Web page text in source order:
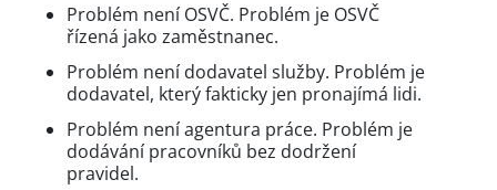
Problém není OSVČ. Problém je OSVČ
řízená jako zaměstnanec.
Problém není dodavatel služby. Problém je
dodavatel, který fakticky jen pronajímá lidi.
Problém není agentura práce. Problém je
dodávání pracovníků bez dodržení
pravidel.